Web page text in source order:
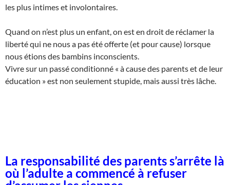
les plus intimes et involontaires.
Quand on n’est plus un enfant, on est en droit de réclamer la
liberté qui ne nous a pas été offerte (et pour cause) lorsque
nous étions des bambins inconscients.
Vivre sur un passé conditionné « à cause des parents et de leur
éducation » est non seulement stupide, mais aussi très lâche.
La responsabilité des parents s’arrête là
où l’adulte a commencé à refuser